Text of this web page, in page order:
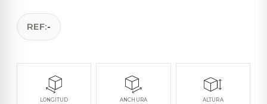
REF:-
LONGITUD ANCHURA ALTURA